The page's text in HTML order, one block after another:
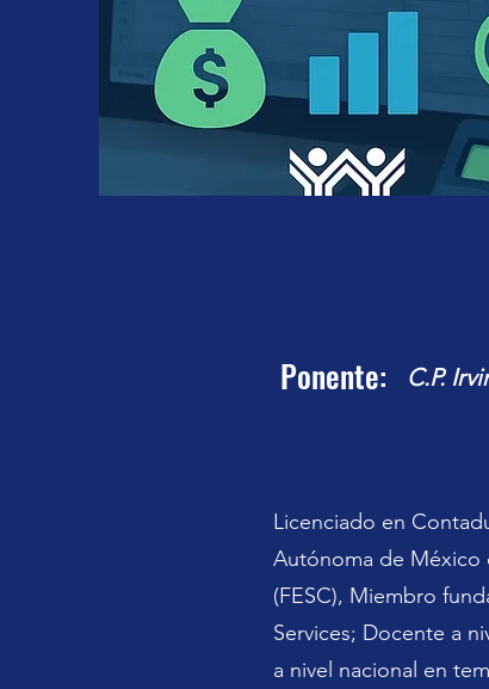
Ponente: C.P.
Licenciado en
Autónoma de México
(FESC), Miembro
Services; Docente a
a nivel nacional en